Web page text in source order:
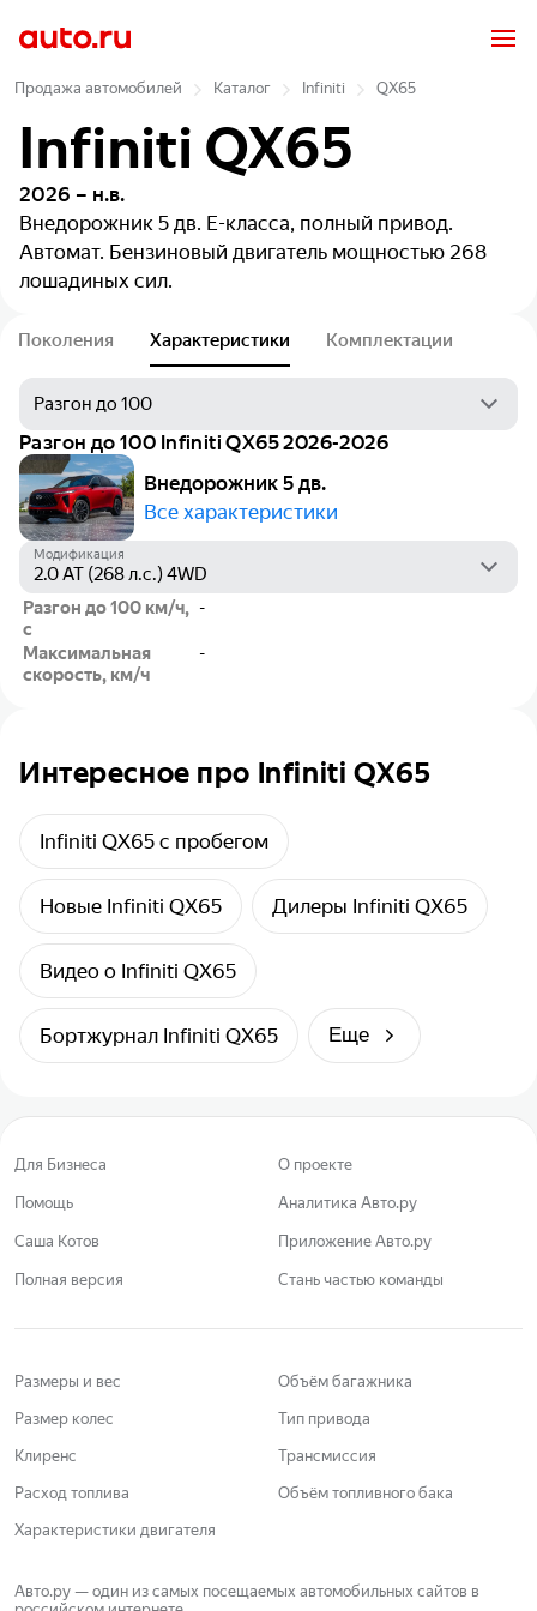
Продажа автомобилей Каталог Infiniti QX65
Infiniti QX65
2026 – н.в.
Внедорожник 5 дв. E-класса, полный привод.
Автомат. Бензиновый двигатель мощностью 268
лошадиных сил.
Поколения Характеристики Комплектации
Разгон до 100 Infiniti QX65 2026-2026
Внедорожник 5 дв.
Все характеристики
Модификация
Разгон до 100 км/ч,
с
-
Максимальная
скорость, км/ч
-
Интересное про Infiniti QX65
Infiniti QX65 с пробегом
Новые Infiniti QX65 Дилеры Infiniti QX65
Видео о Infiniti QX65
Бортжурнал Infiniti QX65 Еще
Для Бизнеса О проекте
Помощь Аналитика Авто.ру
Саша Котов Приложение Авто.ру
Полная версия Стань частью команды
Размеры и вес Объём багажника
Размер колес Тип привода
Клиренс Трансмиссия
Расход топлива Объём топливного бака
Характеристики двигателя
Авто.ру — один из самых посещаемых автомобильных сайтов в